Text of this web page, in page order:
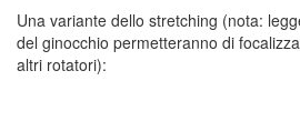
Una variante dello stretching (nota:
del ginocchio permetteranno di
altri rotatori):